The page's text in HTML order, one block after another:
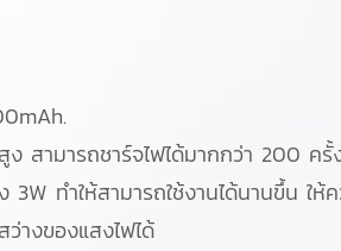
สามารถชาร์จไฟได้มากกว่า 200 ครั้
3W ทำให้สามารถใช้งานได้นานขึ้น ให้
างของแสงไฟได้